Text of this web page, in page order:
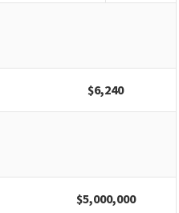
$6,240
$5,000,000